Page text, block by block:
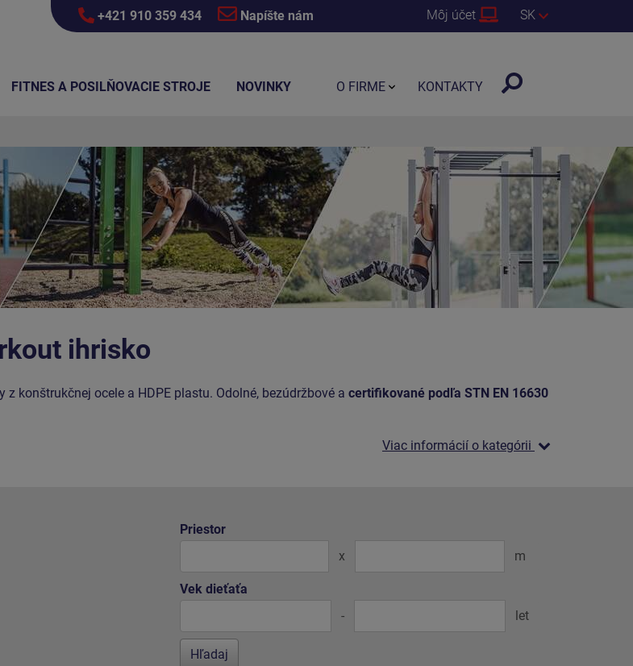
+421 910 359 434 Napíšte nám Môj účet SK
ihrisko
konštrukčnej ocele a HDPE plastu. Odolné, bezúdržbové a certifikované podľa STN EN 16630
Viac informácií o kategórii
Priestor
x
m
Vek dieťaťa
-
let
FITNES A POSILŇOVACIE STROJE NOVINKY O FIRME KONTAKTY